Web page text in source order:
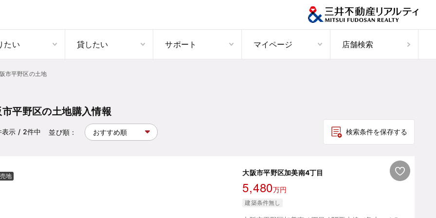
たい 貸したい サポート マイページ 店舗検索
市平野区の土地
平野区の土地購入情報
表示 / 2件中 並び順： 検索条件を保存する
売地 大阪市平野区加美南4丁目
5,480万円
建築条件無し